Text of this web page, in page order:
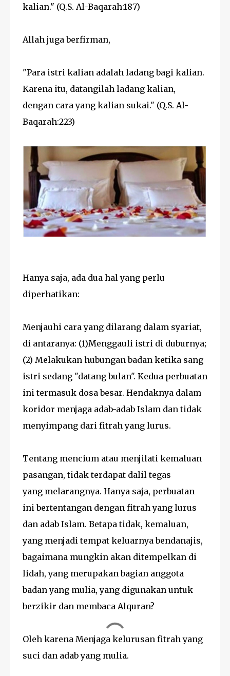
kalian." (Q.S. Al-Baqarah:187)
Allah juga berfirman,
"Para istri kalian adalah ladang bagi kalian.
Karena itu, datangilah ladang kalian,
dengan cara yang kalian sukai." (Q.S. Al-
Baqarah:223)
Hanya saja, ada dua hal yang perlu
diperhatikan:
Menjauhi cara yang dilarang dalam syariat,
di antaranya: (1)Menggauli istri di duburnya;
(2) Melakukan hubungan badan ketika sang
istri sedang "datang bulan". Kedua perbuatan
ini termasuk dosa besar. Hendaknya dalam
koridor menjaga adab-adab Islam dan tidak
menyimpang dari fitrah yang lurus.
Tentang mencium atau menjilati kemaluan
pasangan, tidak terdapat dalil tegas
yang melarangnya. Hanya saja, perbuatan
ini bertentangan dengan fitrah yang lurus
dan adab Islam. Betapa tidak, kemaluan,
yang menjadi tempat keluarnya bendanajis,
bagaimana mungkin akan ditempelkan di
lidah, yang merupakan bagian anggota
badan yang mulia, yang digunakan untuk
berzikir dan membaca Alquran?
Oleh karena Menjaga kelurusan fitrah yang
suci dan adab yang mulia.